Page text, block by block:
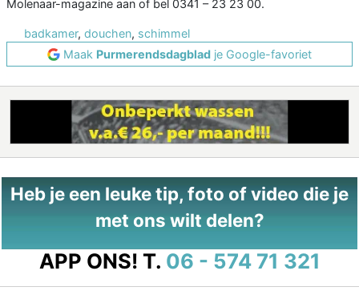
Molenaar-magazine aan of bel 0341 – 23 23 00.
badkamer, douchen, schimmel
Maak Purmerendsdagblad je Google-favoriet
Heb je een leuke tip, foto of video die je
met ons wilt delen?
APP ONS! T. 06 - 574 71 321